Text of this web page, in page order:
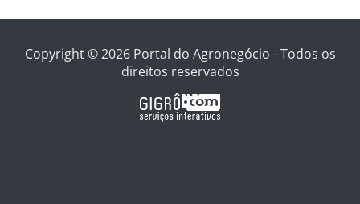
Copyright © 2026 Portal do Agronegócio - Todos os
direitos reservados